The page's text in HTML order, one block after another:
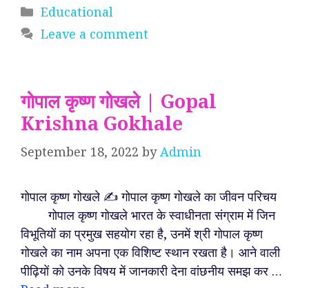
Categories
Educational
Leave a comment
गोपाल कृष्ण गोखले | Gopal
Krishna Gokhale
September 18, 2022 byAdmin
गोपाल कृष्ण गोखले ✍️ गोपाल कृष्ण गोखले का जीवन परिचय
गोपाल कृष्ण गोखले भारत के स्वाधीनता संग्राम में जिन
विभूतियों का प्रमुख सहयोग रहा है, उनमें श्री गोपाल कृष्ण
गोखले का नाम अपना एक विशिष्ट स्थान रखता है। आने वाली
पीढ़ियों को उनके विषय में जानकारी देना वांछनीय समझ कर …